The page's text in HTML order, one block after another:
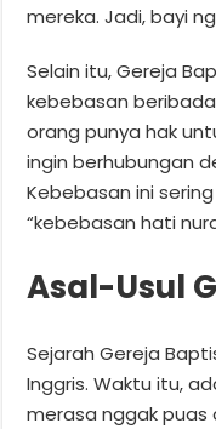
mereka. Jadi, bayi
Selain itu, Gereja
kebebasan
orang punya hak
ingin berhubungan
Kebebasan ini
“kebebasan hati
Asal-Usul
Sejarah Gereja
Inggris. Waktu itu,
merasa nggak puas